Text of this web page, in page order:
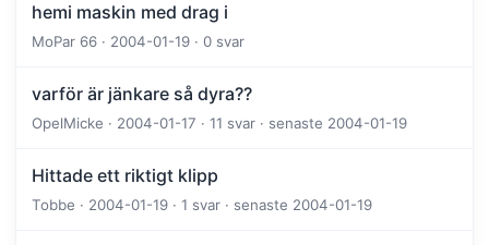
hemi maskin med drag i
MoPar 66 · 2004-01-19 · 0 svar
varför är jänkare så dyra??
OpelMicke · 2004-01-17 · 11 svar · senaste 2004-01-19
Hittade ett riktigt klipp
Tobbe · 2004-01-19 · 1 svar · senaste 2004-01-19